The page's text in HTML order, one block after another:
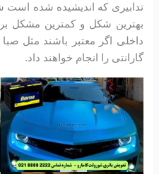
تدابیری که اندیشیده شده است
بهترین شکل و کمترین مشکل
داخلی اگر معتبر باشند مثل صبا
گارانتی را انجام خواهند داد.